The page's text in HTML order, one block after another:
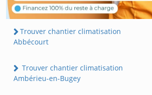
Trouver chantier climatisation
Abbécourt
Trouver chantier climatisation
Ambérieu-en-Bugey